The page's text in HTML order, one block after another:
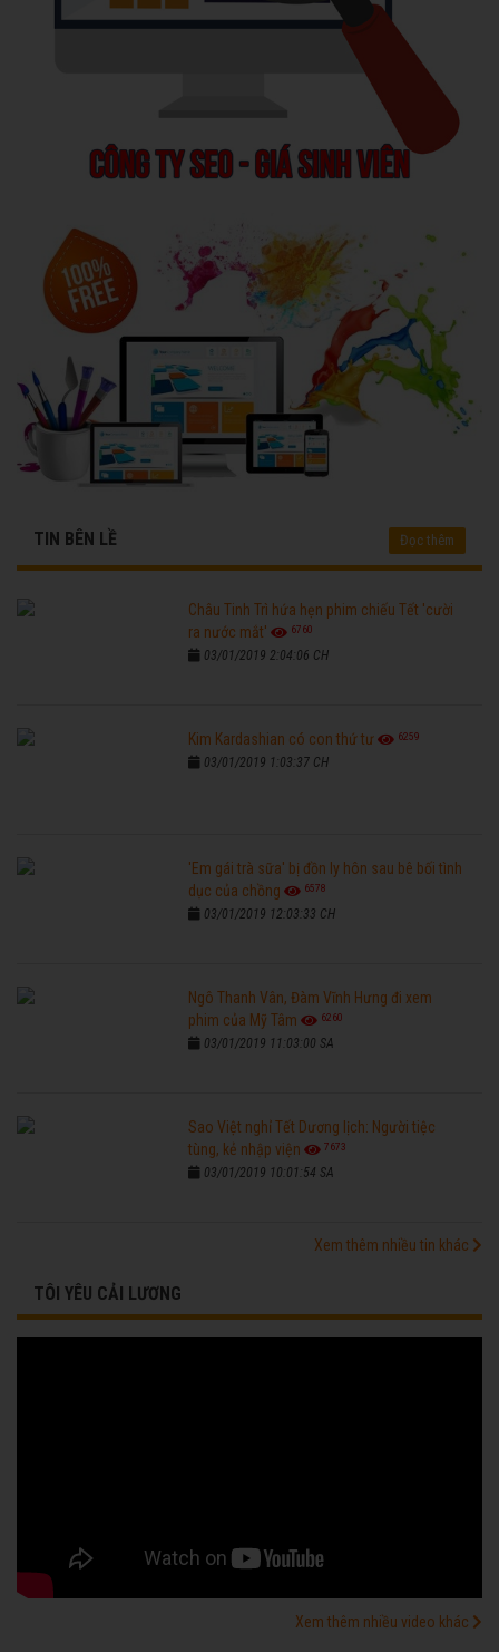
TIN BÊN LỀ Đọc thêm
Châu Tinh Trì hứa hẹn phim chiếu Tết 'cười
ra nước mắt'
6760
03/01/2019 2:04:06 CH
Kim Kardashian có con thứ tư 6259
03/01/2019 1:03:37 CH
'Em gái trà sữa' bị đồn ly hôn sau bê bối tình
dục của chồng
6578
03/01/2019 12:03:33 CH
Ngô Thanh Vân, Đàm Vĩnh Hưng đi xem
phim của Mỹ Tâm
6260
03/01/2019 11:03:00 SA
Sao Việt nghỉ Tết Dương lịch: Người tiệc
tùng, kẻ nhập viện
7673
03/01/2019 10:01:54 SA
Xem thêm nhiều tin khác
TÔI YÊU CẢI LƯƠNG
Xem thêm nhiều video khác